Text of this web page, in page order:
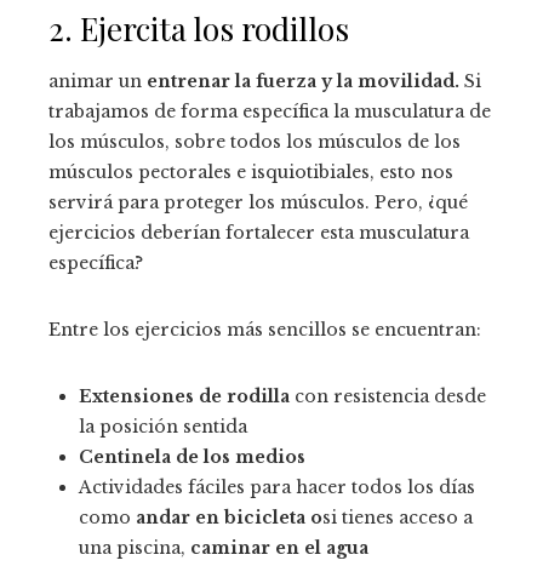
2. Ejercita los rodillos
animar un entrenar la fuerza y ​​la movilidad. Si
trabajamos de forma específica la musculatura de
los músculos, sobre todos los músculos de los
músculos pectorales e isquiotibiales, esto nos
servirá para proteger los músculos. Pero, ¿qué
ejercicios deberían fortalecer esta musculatura
específica?
Entre los ejercicios más sencillos se encuentran:
Extensiones de rodilla con resistencia desde
la posición sentida
Centinela de los medios
Actividades fáciles para hacer todos los días
como andar en bicicleta osi tienes acceso a
una piscina, caminar en el agua